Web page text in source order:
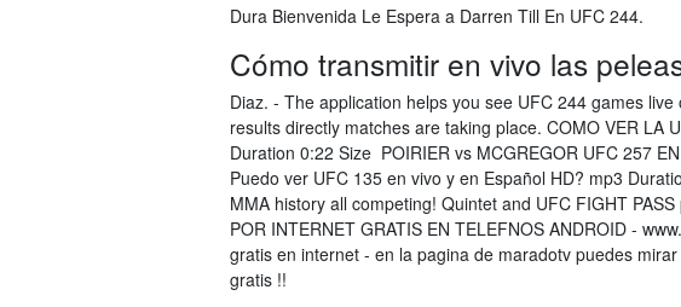
Dura Bienvenida Le Espera a Darren Till En UFC 244.
Cómo transmitir en vivo las
Diaz. - The application helps you see UFC 244 games
results directly matches are taking place. COMO VER LA
Duration 0:22 Size POIRIER vs MCGREGOR UFC 257
Puedo ver UFC 135 en vivo y en Español HD? mp3
MMA history all competing! Quintet and UFC FIGHT
POR INTERNET GRATIS EN TELEFNOS ANDROID -
gratis en internet - en la pagina de maradotv puedes
gratis !!